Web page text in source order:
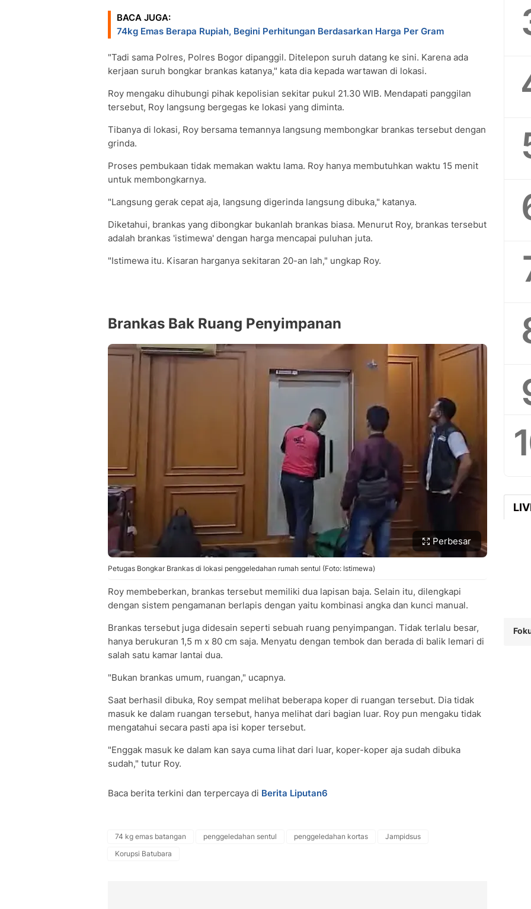
BACA JUGA:
74kg Emas Berapa Rupiah, Begini Perhitungan Berdasarkan Harga Per Gram
"Tadi sama Polres, Polres Bogor dipanggil. Ditelepon suruh datang ke sini. Karena ada
kerjaan suruh bongkar brankas katanya," kata dia kepada wartawan di lokasi.
Roy mengaku dihubungi pihak kepolisian sekitar pukul 21.30 WIB. Mendapati panggilan
tersebut, Roy langsung bergegas ke lokasi yang diminta.
Tibanya di lokasi, Roy bersama temannya langsung membongkar brankas tersebut dengan
grinda.
Proses pembukaan tidak memakan waktu lama. Roy hanya membutuhkan waktu 15 menit
untuk membongkarnya.
"Langsung gerak cepat aja, langsung digerinda langsung dibuka," katanya.
Diketahui, brankas yang dibongkar bukanlah brankas biasa. Menurut Roy, brankas tersebut
adalah brankas 'istimewa' dengan harga mencapai puluhan juta.
"Istimewa itu. Kisaran harganya sekitaran 20-an lah," ungkap Roy.
Brankas Bak Ruang Penyimpanan
Perbesar
Petugas Bongkar Brankas di lokasi penggeledahan rumah sentul (Foto: Istimewa)
Roy membeberkan, brankas tersebut memiliki dua lapisan baja. Selain itu, dilengkapi
dengan sistem pengamanan berlapis dengan yaitu kombinasi angka dan kunci manual.
Brankas tersebut juga didesain seperti sebuah ruang penyimpangan. Tidak terlalu besar,
hanya berukuran 1,5 m x 80 cm saja. Menyatu dengan tembok dan berada di balik lemari di
salah satu kamar lantai dua.
"Bukan brankas umum, ruangan," ucapnya.
Saat berhasil dibuka, Roy sempat melihat beberapa koper di ruangan tersebut. Dia tidak
masuk ke dalam ruangan tersebut, hanya melihat dari bagian luar. Roy pun mengaku tidak
mengatahui secara pasti apa isi koper tersebut.
"Enggak masuk ke dalam kan saya cuma lihat dari luar, koper-koper aja sudah dibuka
sudah," tutur Roy.
Baca berita terkini dan terpercaya di Berita Liputan6
74 kg emas batangan penggeledahan sentul penggeledahan kortas
Jampidsus
Korupsi Batubara